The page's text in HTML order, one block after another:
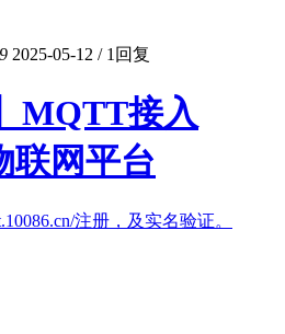
2025-05-12 /1回复
MQTT接入
联网平台
注册，及实名验证。